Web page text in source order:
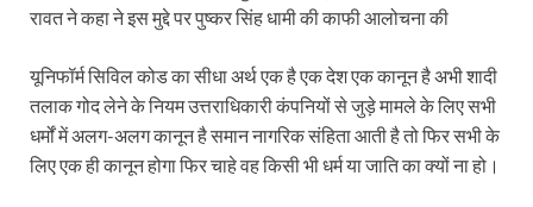
Women E Rickshaw Pilots: यूपी में तैयार हो रही
Mann Ki Baat: प्रधानमंत्री नरेंद्र मोदी ने देशवासियों को
Jewar International Airport: यूपी में विकास अब घोषणा
UP Anganwadi: मुख्यमंत्री योगी आदित्यनाथ को
रावत ने कहा ने इस मुद्दे पर पुष्कर सिंह धामी की काफी आलोचना की
यूनिफॉर्म सिविल कोड का सीधा अर्थ एक है एक देश एक कानून है अभी शादी
तलाक गोद लेने के नियम उत्तराधिकारी कंपनियों से जुड़े मामले के लिए सभी
धर्मों में अलग-अलग कानून है समान नागरिक संहिता आती है तो फिर सभी के
लिए एक ही कानून होगा फिर चाहे वह किसी भी धर्म या जाति का क्यों ना हो।